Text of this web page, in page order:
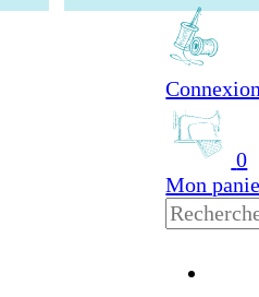
Connexion
0
Mon